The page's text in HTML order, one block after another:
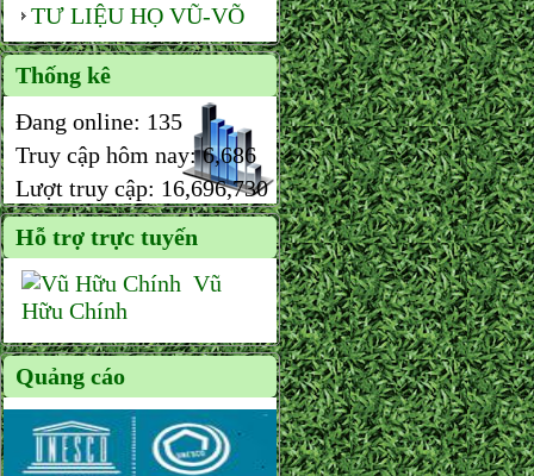
TƯ LIỆU HỌ VŨ-VÕ
Thống kê
Đang online: 135
Truy cập hôm nay:6,686
Lượt truy cập: 16,696,730
Hỗ trợ trực tuyến
Vũ
Hữu Chính
Quảng cáo